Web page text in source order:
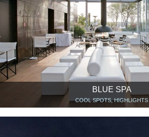
BLUE SPA
COOL SPOTS, HIGHLIGHTS